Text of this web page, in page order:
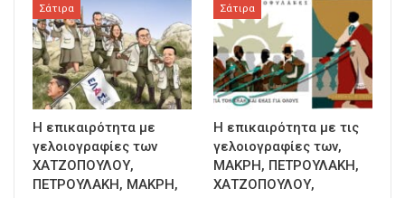
Σάτιρα
Η επικαιρότητα με
γελοιογραφίες των
ΧΑΤΖΟΠΟΥΛΟΥ,
ΠΕΤΡΟΥΛΑΚΗ, ΜΑΚΡΗ,
Σάτιρα
Η επικαιρότητα με τις
γελοιογραφίες των,
ΜΑΚΡΗ, ΠΕΤΡΟΥΛΑΚΗ,
ΧΑΤΖΟΠΟΥΛΟΥ,